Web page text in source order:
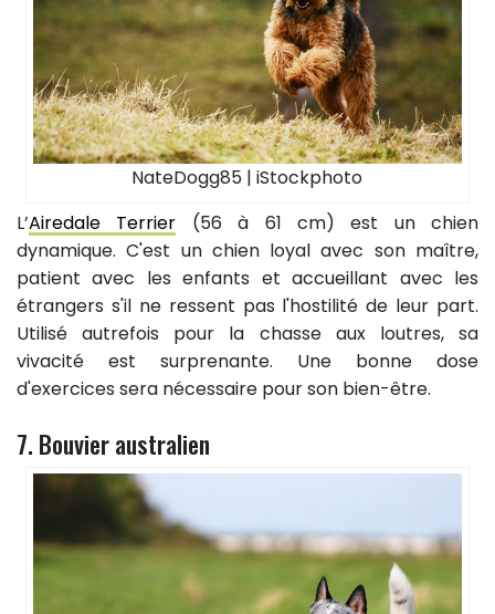
NateDogg85 | iStockphoto
L’Airedale Terrier (56 à 61 cm) est un chien
dynamique. C'est un chien loyal avec son maître,
patient avec les enfants et accueillant avec les
étrangers s'il ne ressent pas l'hostilité de leur part.
Utilisé autrefois pour la chasse aux loutres, sa
vivacité est surprenante. Une bonne dose
d'exercices sera nécessaire pour son bien-être.
7. Bouvier australien